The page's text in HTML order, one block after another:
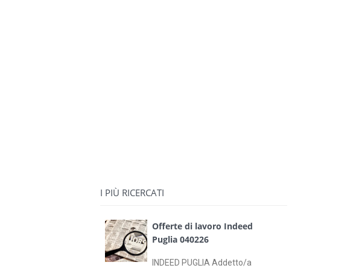
I PIÙ RICERCATI
Offerte di lavoro Indeed
Puglia 040226
INDEED PUGLIA Addetto/a